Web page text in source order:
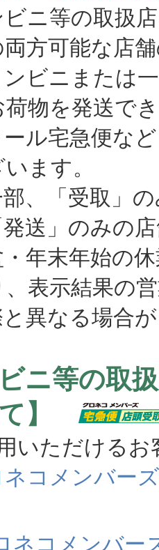
ニ等の取扱
方可能な店
ニまたは一
荷物を発送で
宅急便など
ます。
「受取」の
」のみの店
年末年始の
、表示結果の
なる場合が
ビニ等の取
】
いただけるお
ネコメンバーズ
ネコメンバー